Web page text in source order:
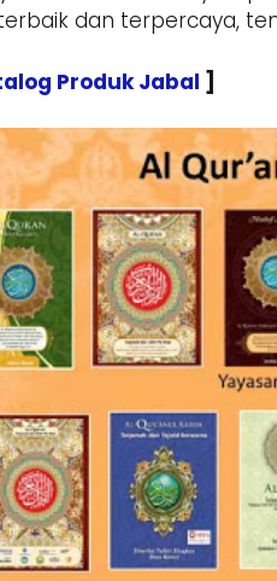
dan terpercaya,
Produk Jabal ]